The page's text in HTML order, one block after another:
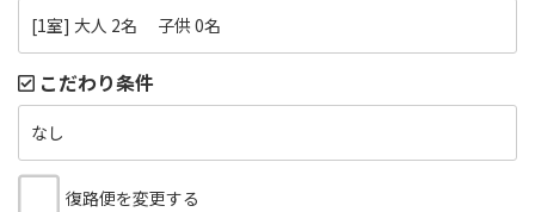
[1室] 大人 2名 子供 0名
こだわり条件
なし
復路便を変更する